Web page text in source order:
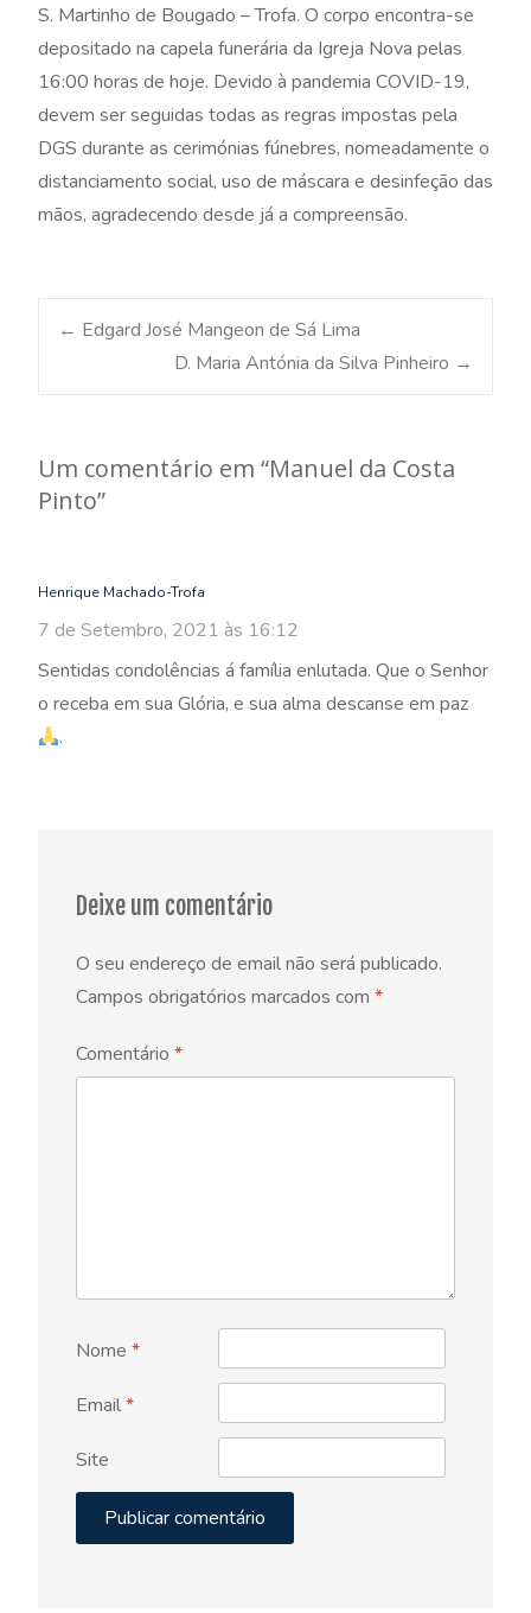
S. Martinho de Bougado – Trofa. O corpo encontra-se
depositado na capela funerária da Igreja Nova pelas
16:00 horas de hoje. Devido à pandemia COVID-19,
devem ser seguidas todas as regras impostas pela
DGS durante as cerimónias fúnebres, nomeadamente o
distanciamento social, uso de máscara e desinfeção das
mãos, agradecendo desde já a compreensão.
Post
← Edgard José Mangeon de Sá Lima
D. Maria Antónia da Silva Pinheiro →
Um comentário em “Manuel da Costa
Pinto”
Henrique Machado-Trofa
7 de Setembro, 2021 às 16:12
Sentidas condolências á família enlutada. Que o Senhor
o receba em sua Glória, e sua alma descanse em paz
.
Deixe um comentário
O seu endereço de email não será publicado.
Campos obrigatórios marcados com *
Comentário *
Nome *
Email*
Site